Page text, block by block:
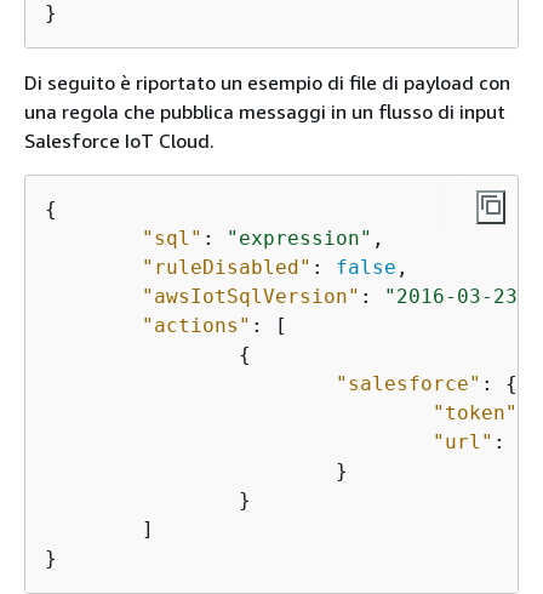
}
Di seguito è riportato un esempio di file di payload con
una regola che pubblica messaggi in un flusso di input
Salesforce IoT Cloud.
{
"sql" : "expression" ,
"ruleDisabled" : false ,
"awsIotSqlVersion" : "2016-03-23"
"actions" : [
{
"salesforce" : {
"token"
"url" :
}